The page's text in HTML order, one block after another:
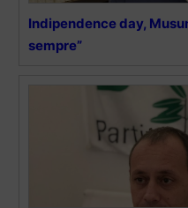
Indipendence day,
sempre”